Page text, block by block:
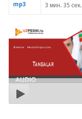
mp3
3 мин. 35 сек.